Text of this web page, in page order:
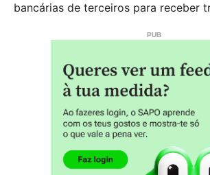
bancárias de terceiros para receber